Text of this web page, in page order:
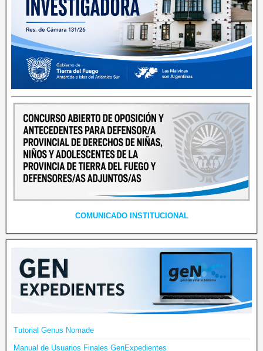
COMUNICADO INSTITUCIONAL
Tutorial Genus Nomade
Manual de Usuarios Finales GenExpedientes